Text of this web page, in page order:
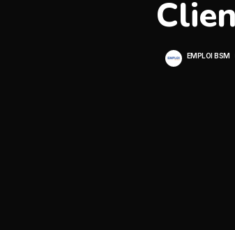
POSTED
EMPLOI BSM